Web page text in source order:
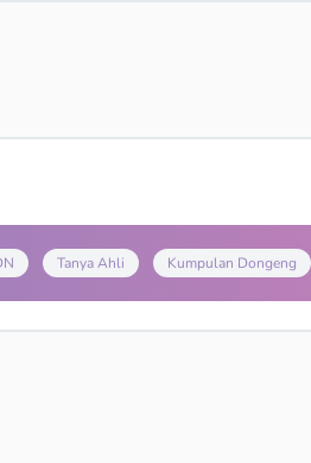
Tanya Ahli Kumpulan Dongeng